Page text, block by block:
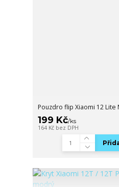
Pouzdro flip Xiaomi 12
199 Kč/ks
164 Kč bez DPH